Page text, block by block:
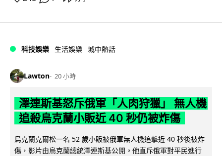
科技娛樂 生活娛樂 城中熱話
Lawton 20 小時
澤連斯基怒斥俄軍「人肉狩獵」 無人機
追殺烏克蘭小販近 40 秒仍被炸傷
烏克蘭克爾松一名 52 歲小販被俄軍無人機追擊近 40 秒後被炸
傷，影片由烏克蘭總統澤連斯基公開。他直斥俄軍對平民進行